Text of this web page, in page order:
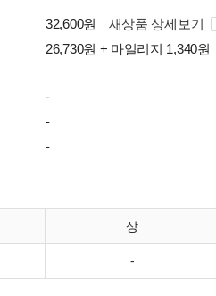
32,600원
새상품 상세보기
26,730원 + 마일리지 1,340원
-
-
-
상
-